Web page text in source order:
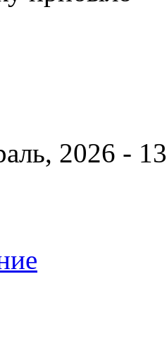
2026 -